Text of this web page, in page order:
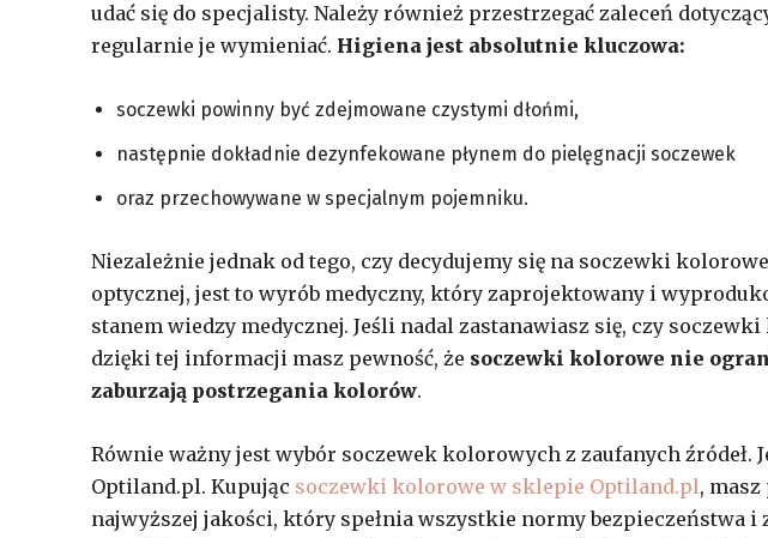
udać się do specjalisty. Należy również przestrzegać zaleceń
regularnie je wymieniać. Higiena jest absolutnie kluczowa:
soczewki powinny być zdejmowane czystymi dłońmi,
następnie dokładnie dezynfekowane płynem do pielęgnacji soczewek
oraz przechowywane w specjalnym pojemniku.
Niezależnie jednak od tego, czy decydujemy się na soczewki
optycznej, jest to wyrób medyczny, który zaprojektowany i
stanem wiedzy medycznej. Jeśli nadal zastanawiasz się, czy
dzięki tej informacji masz pewność, że soczewki kolorowe nie
zaburzają postrzegania kolorów.
Równie ważny jest wybór soczewek kolorowych z zaufanych źródeł.
Optiland.pl. Kupując soczewki kolorowe w sklepie Optiland.pl,
najwyższej jakości, który spełnia wszystkie normy bezpieczeństwa i